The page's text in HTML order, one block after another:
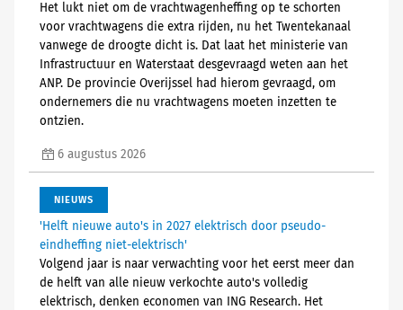
Het lukt niet om de vrachtwagenheffing op te schorten
voor vrachtwagens die extra rijden, nu het Twentekanaal
vanwege de droogte dicht is. Dat laat het ministerie van
Infrastructuur en Waterstaat desgevraagd weten aan het
ANP. De provincie Overijssel had hierom gevraagd, om
ondernemers die nu vrachtwagens moeten inzetten te
ontzien.
6 augustus 2026
NIEUWS
'Helft nieuwe auto's in 2027 elektrisch door pseudo-
eindheffing niet-elektrisch'
Volgend jaar is naar verwachting voor het eerst meer dan
de helft van alle nieuw verkochte auto's volledig
elektrisch, denken economen van ING Research. Het